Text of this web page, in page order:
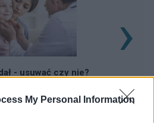
My Personal Information
- usuwać czy nie?
›